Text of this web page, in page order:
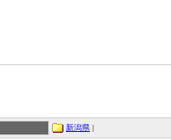
新潟県 |